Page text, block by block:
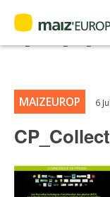
NEWS
Home>Maiz'Europ'>
MAIZEUROP 6